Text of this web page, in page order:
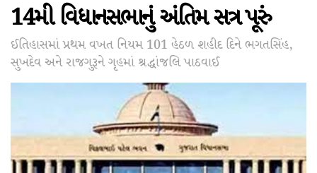
14મી વિધાનસભાનું અંતિમ સત્ર પૂરું
ઈતિહાસમાં પ્રથમ વખત નિયમ 101 હેઠળ શહીદ દિને ભગતસિંહ,
સુખદેવ અને રાજગુરૂને ગૃહમાં શ્રદ્ધાંજલિ પાઠવાઈ